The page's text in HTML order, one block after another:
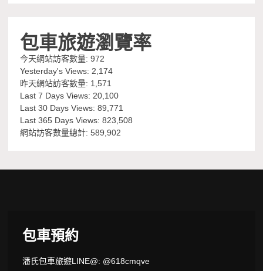
包車旅遊瀏覽率
今天網站訪客數量:972
Yesterday's Views: 2,174
昨天網站訪客數量: 1,571
Last 7 Days Views: 20,100
Last 30 Days Views:89,771
Last 365 Days Views:823,508
網站訪客數量總計:589,902
包車預約
潘氏包車旅遊LINE@: @618cmqve